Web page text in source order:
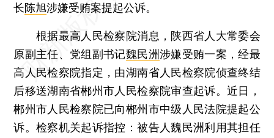
长陈旭涉嫌受贿案提起公诉。
根据最高人民检察院消息，陕西省人大常委会
原副主任、党组副书记魏民洲涉嫌受贿一案，经最
高人民检察院指定，由湖南省人民检察院侦查终结
后移送湖南省郴州市人民检察院审查起诉。近日，
郴州市人民检察院已向郴州市中级人民法院提起公
诉。检察机关起诉指控：被告人魏民洲利用其担任